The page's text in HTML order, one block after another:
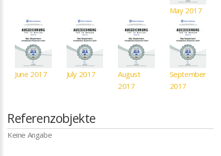
May 2017
June 2017 July 2017
August
2017
September
2017
Referenzobjekte
Keine Angabe